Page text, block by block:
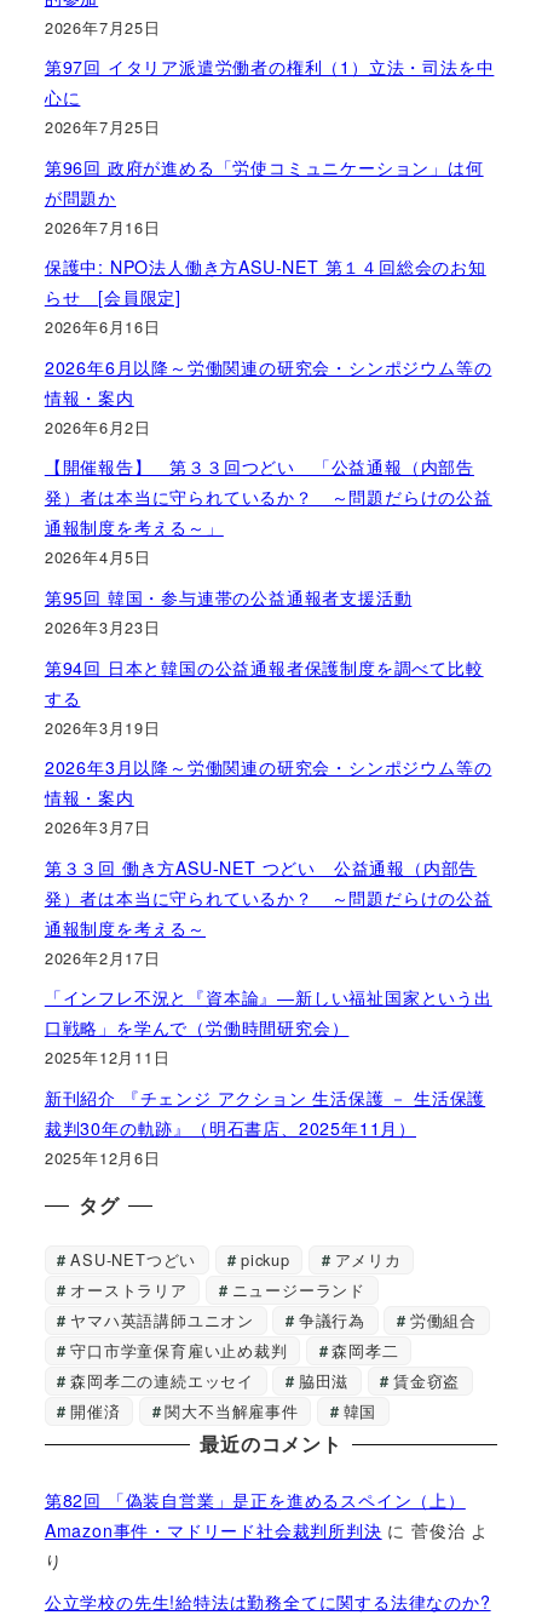
2026年7月25日
第97回 イタリア派遣労働者の権利（1）立法・司法を中
心に
2026年7月25日
第96回 政府が進める「労使コミュニケーション」は何
が問題か
2026年7月16日
保護中: NPO法人働き方ASU-NET 第１４回総会のお知
らせ [会員限定]
2026年6月16日
2026年6月以降～労働関連の研究会・シンポジウム等の
情報・案内
2026年6月2日
【開催報告】 第３３回つどい 「公益通報（内部告
発）者は本当に守られているか？ ～問題だらけの公益
通報制度を考える～」
2026年4月5日
第95回 韓国・参与連帯の公益通報者支援活動
2026年3月23日
第94回 日本と韓国の公益通報者保護制度を調べて比較
する
2026年3月19日
2026年3月以降～労働関連の研究会・シンポジウム等の
情報・案内
2026年3月7日
第３３回 働き方ASU-NET つどい 公益通報（内部告
発）者は本当に守られているか？ ～問題だらけの公益
通報制度を考える～
2026年2月17日
「インフレ不況と『資本論』―新しい福祉国家という出
口戦略」を学んで（労働時間研究会）
2025年12月11日
新刊紹介 『チェンジ アクション 生活保護 － 生活保護
裁判30年の軌跡』（明石書店、2025年11月）
2025年12月6日
タグ
ASU-NETつどい pickup
アメリカ
オーストラリア
ニュージーランド
ヤマハ英語講師ユニオン
争議行為
労働組合
守口市学童保育雇い止め裁判
森岡孝二
森岡孝二の連続エッセイ
脇田滋
賃金窃盗
開催済
関大不当解雇事件 韓国
最近のコメント
第82回 「偽装自営業」是正を進めるスペイン（上）
Amazon事件・マドリード社会裁判所判決 に菅俊治 よ
り
公立学校の先生!給特法は勤務全てに関する法律なのか?